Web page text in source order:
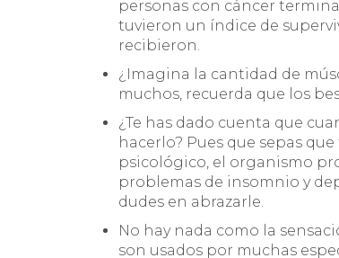
personas con cáncer
tuvieron un índice de
recibieron.
¿Imagina la cantidad de
muchos, recuerda que los
¿Te has dado cuenta que
hacerlo? Pues que sepas
psicológico, el organismo
problemas de insomnio y
dudes en abrazarle.
No hay nada como la
son usados por muchas